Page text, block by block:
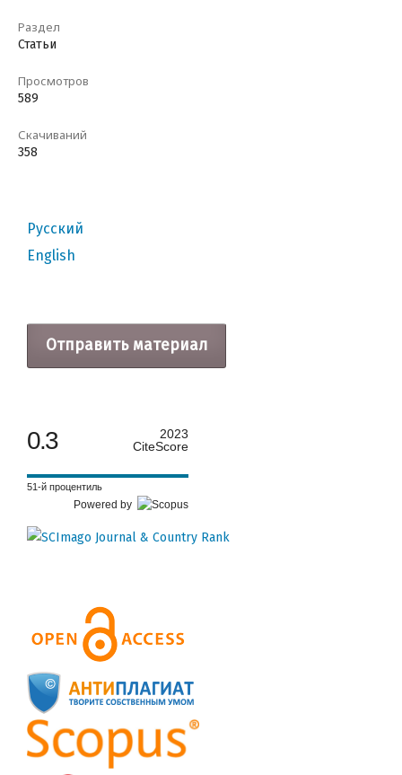
Раздел
Статьи
Просмотров
589
Скачиваний
358
Русский
English
Отправить материал
0.3
2023
CiteScore
51-й процентиль
Powered by